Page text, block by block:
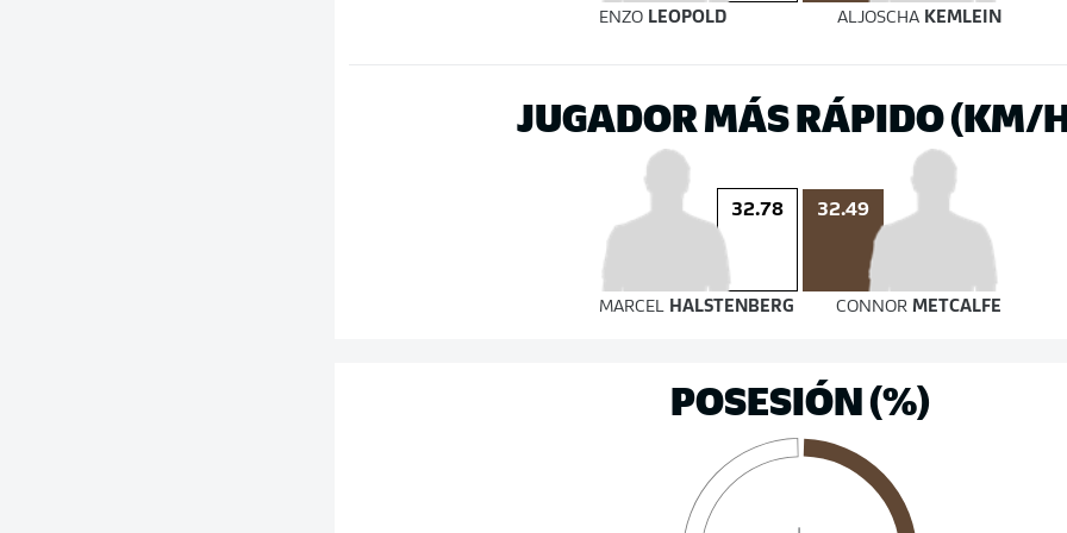
ENZO LEOPOLD ALJOSCHA KEMLEIN
JUGADOR MÁS RÁPIDO (KM/
32.78 32.49
MARCEL HALSTENBERG CONNOR METCALFE
POSESIÓN (%)